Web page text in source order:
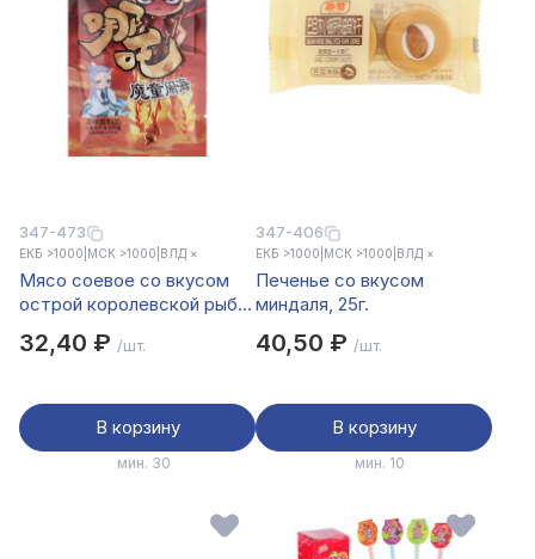
347-473
ЕКБ >1000 МСК >1000 ВЛД ×
Мясо соевое со вкусом
острой королевской рыбы
32,40 ₽ /шт.
В корзину
мин. 30
347-406
ЕКБ >1000 МСК >1000 ВЛД ×
Печенье со вкусом
миндаля, 25г.
40,50 ₽ /шт.
В корзину
мин. 10